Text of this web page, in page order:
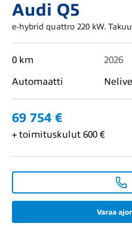
Audi Q5
e-hybrid quattro 220 kW.
0 km 2026
Automaatti
69 754 €
+ toimituskulut 600 €
Varaa